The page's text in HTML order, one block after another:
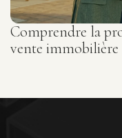
Comprendre la
vente immobilière